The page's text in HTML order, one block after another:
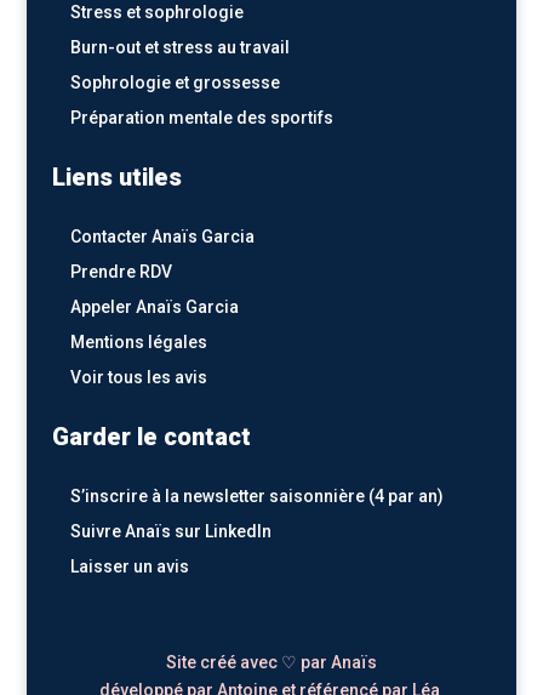
Stress et sophrologie
Burn-out et stress au travail
Sophrologie et grossesse
Préparation mentale des sportifs
Liens utiles
Contacter Anaïs Garcia
Prendre RDV
Appeler Anaïs Garcia
Mentions légales
Voir tous les avis
Garder le contact
S’inscrire à la newsletter saisonnière(4 par an)
Suivre Anaïs sur LinkedIn
Laisser un avis
Site créé avec ♡ par Anaïs
développé par Antoine et référencé par Léa